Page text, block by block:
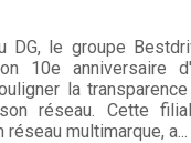
DG, le groupe
10e anniversaire
la
réseau. Cette
multimarque, a...